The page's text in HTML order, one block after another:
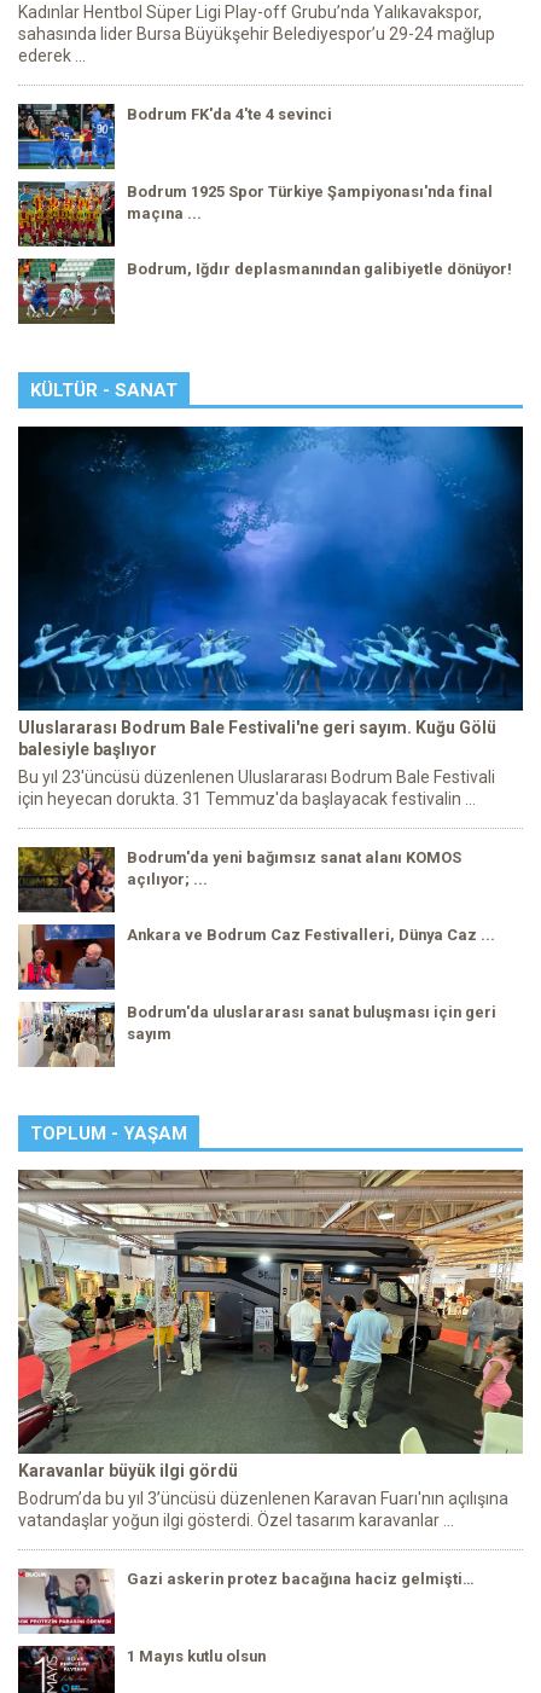
Kadınlar Hentbol Süper Ligi Play-off Grubu’nda Yalıkavakspor,
sahasında lider Bursa Büyükşehir Belediyespor’u 29-24 mağlup
ederek ...
Bodrum FK'da 4'te 4 sevinci
Bodrum 1925 Spor Türkiye Şampiyonası'nda final
maçına ...
Bodrum, Iğdır deplasmanından galibiyetle dönüyor!
KÜLTÜR - SANAT
Uluslararası Bodrum Bale Festivali'ne geri sayım. Kuğu Gölü
balesiyle başlıyor
Bu yıl 23'üncüsü düzenlenen Uluslararası Bodrum Bale Festivali
için heyecan dorukta. 31 Temmuz'da başlayacak festivalin ...
Bodrum'da yeni bağımsız sanat alanı KOMOS
açılıyor; ...
Ankara ve Bodrum Caz Festivalleri, Dünya Caz ...
Bodrum'da uluslararası sanat buluşması için geri
sayım
TOPLUM - YAŞAM
Karavanlar büyük ilgi gördü
Bodrum’da bu yıl 3’üncüsü düzenlenen Karavan Fuarı'nın açılışına
vatandaşlar yoğun ilgi gösterdi. Özel tasarım karavanlar ...
Gazi askerin protez bacağına haciz gelmişti…
1 Mayıs kutlu olsun